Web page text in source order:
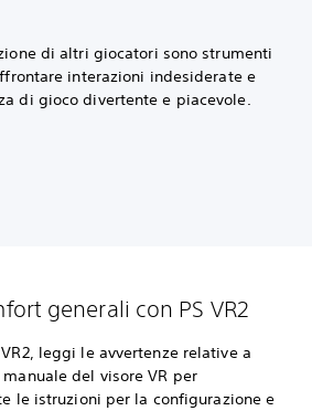
di altri giocatori sono strumenti
interazioni indesiderate e
di gioco divertente e piacevole.
generali con PS VR2
leggi le avvertenze relative a
del visore VR per
le istruzioni per la configurazione e